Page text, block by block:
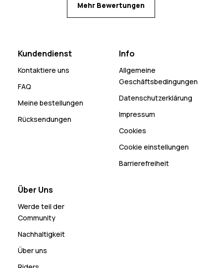
Mehr Bewertungen
Kundendienst
Kontaktiere uns
FAQ
Meine bestellungen
Rücksendungen
Info
Allgemeine
Geschäftsbedingungen
Datenschutzerklärung
Impressum
Cookies
Cookie einstellungen
Barrierefreiheit
Über Uns
Werde teil der
Community
Nachhaltigkeit
Über uns